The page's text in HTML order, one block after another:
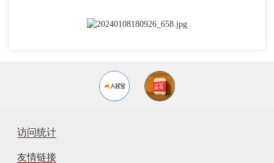
访问统计
友情链接